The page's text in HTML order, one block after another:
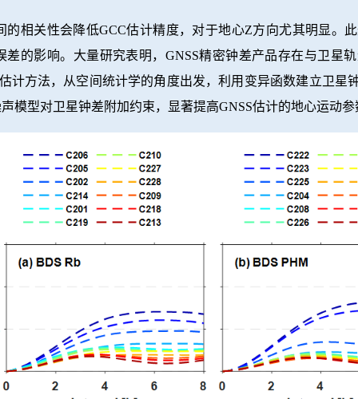
的相关性会降低GCC估计精度，对于地心Z方向尤其明显。
的影响。大量研究表明，GNSS精密钟差产品存在与卫星
计方法，从空间统计学的角度出发，利用变异函数建立卫星
模型对卫星钟差附加约束，显著提高GNSS估计的地心运动参